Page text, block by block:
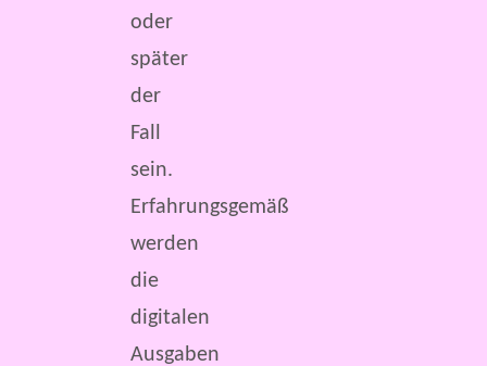
oder
später
der
Fall
sein.
Erfahrungsgemäß
werden
die
digitalen
Ausgaben